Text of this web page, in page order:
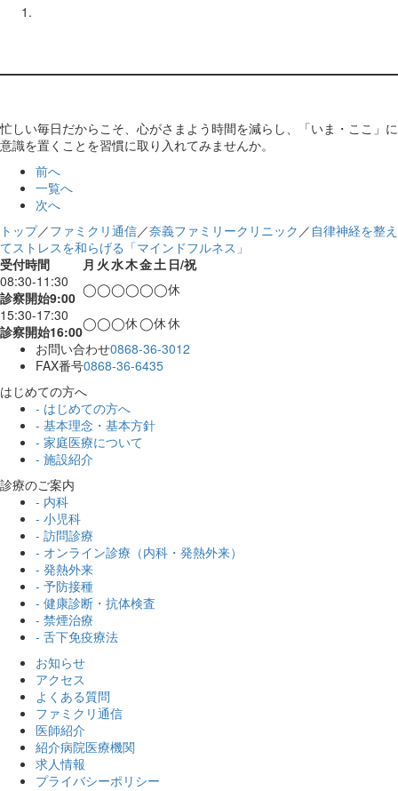
忙しい毎日だからこそ、心がさまよう時間を減らし、「いま・ここ」に
意識を置くことを習慣に取り入れてみませんか。
前へ
一覧へ
次へ
トップ／ファミクリ通信／奈義ファミリークリニック ／ 自律神経を整え
てストレスを和らげる「マインドフルネス」
受付時間
月 火水木金土 日/祝
08:30-11:30
診察開始9:00 ◯◯◯◯◯◯休
15:30-17:30
診察開始16:00◯◯◯休◯休休
お問い合わせ0868-36-3012
FAX番号0868-36-6435
はじめての方へ
- はじめての方へ
- 基本理念・基本方針
- 家庭医療について
- 施設紹介
診療のご案内
- 内科
- 小児科
- 訪問診療
- オンライン診療（内科・発熱外来）
- 発熱外来
- 予防接種
- 健康診断・抗体検査
- 禁煙治療
- 舌下免疫療法
お知らせ
アクセス
よくある質問
ファミクリ通信
医師紹介
紹介病院医療機関
求人情報
プライバシーポリシー